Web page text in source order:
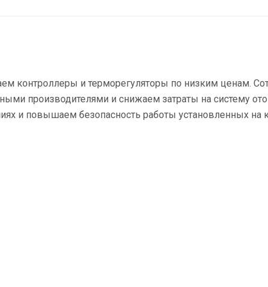
контроллеры и терморегуляторы по низким ценам.
производителями и снижаем затраты на систему
и повышаем безопасность работы установленных на